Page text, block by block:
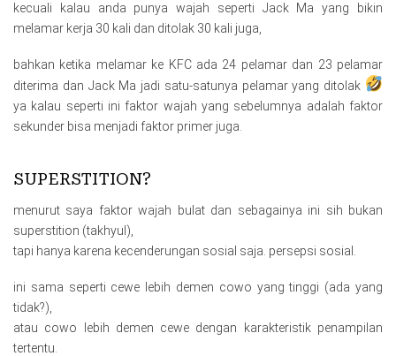
kecuali kalau anda punya wajah seperti Jack Ma yang bikin
melamar kerja 30 kali dan ditolak 30 kali juga,
bahkan ketika melamar ke KFC ada 24 pelamar dan 23 pelamar
diterima dan Jack Ma jadi satu-satunya pelamar yang ditolak
ya kalau seperti ini faktor wajah yang sebelumnya adalah faktor
sekunder bisa menjadi faktor primer juga.
SUPERSTITION?
menurut saya faktor wajah bulat dan sebagainya ini sih bukan
superstition (takhyul),
tapi hanya karena kecenderungan sosial saja. persepsi sosial.
ini sama seperti cewe lebih demen cowo yang tinggi (ada yang
tidak?),
atau cowo lebih demen cewe dengan karakteristik penampilan
tertentu.